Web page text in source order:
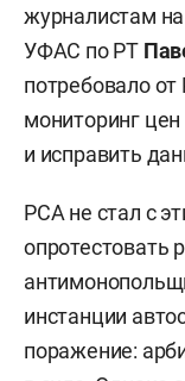
журналистам
УФАС по РТ
потребовало
мониторинг
и исправить
РСА не стал с
опротестовать
инстанции
поражение: